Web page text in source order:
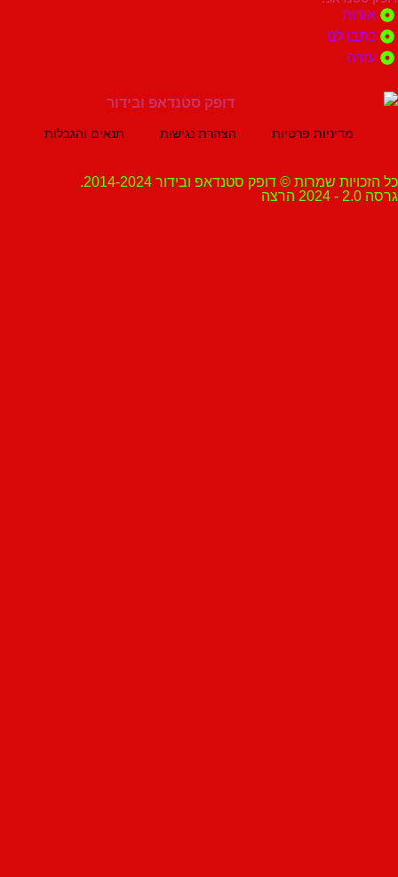
לנו
מדיניות פרטיות הצהרת נגישות תנאים והגבלות
שמרות © דופק סטנדאפ ובידור 2014-2024.